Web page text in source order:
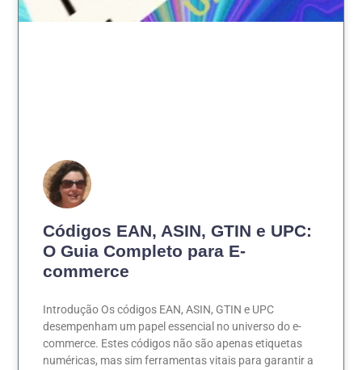
Códigos EAN, ASIN, GTIN e UPC:
O Guia Completo para E-
commerce
Introdução Os códigos EAN, ASIN, GTIN e UPC
desempenham um papel essencial no universo do e-
commerce. Estes códigos não são apenas etiquetas
numéricas, mas sim ferramentas vitais para garantir a